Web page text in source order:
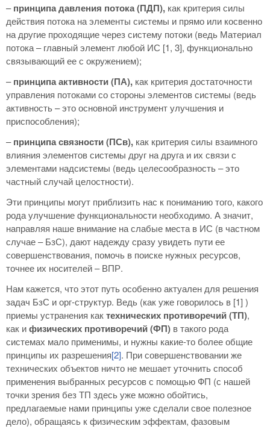
–принципа давления потока (ПДП), как критерия силы
действия потока на элементы системы и прямо или косвенно
на другие проходящие через систему потоки (ведь Материал
потока – главный элемент любой ИС [1, 3], функционально
связывающий ее с окружением);
–принципа активности (ПА), как критерия достаточности
управления потоками со стороны элементов системы (ведь
активность – это основной инструмент улучшения и
приспособления);
–принципа связности (ПСв), как критерия силы взаимного
влияния элементов системы друг на друга и их связи с
элементами надсистемы (ведь целесообразность – это
частный случай целостности).
Эти принципы могут приблизить нас к пониманию того, какого
рода улучшение функциональности необходимо. А значит,
направляя наше внимание на слабые места в ИС (в частном
случае – БзС), дают надежду сразу увидеть пути ее
совершенствования, помочь в поиске нужных ресурсов,
точнее их носителей – ВПР.
Нам кажется, что этот путь особенно актуален для решения
задач БзС и орг-структур. Ведь (как уже говорилось в [1] )
приемы устранения кактехнических противоречий (ТП),
как ифизических противоречий (ФП) в такого рода
системах мало применимы, и нужны какие-то более общие
принципы их разрешения[2]. При совершенствовании же
технических объектов ничто не мешает уточнить способ
применения выбранных ресурсов с помощью ФП (с нашей
точки зрения без ТП здесь уже можно обойтись,
предлагаемые нами принципы уже сделали свое полезное
дело), обращаясь к физическим эффектам, фазовым